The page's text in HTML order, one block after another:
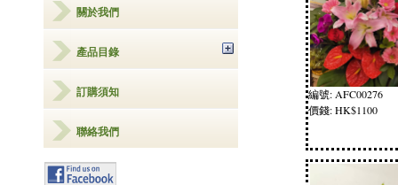
關於我們
產品目錄
訂購須知
聯絡我們
編號: AFC00276
價錢: HK$1100